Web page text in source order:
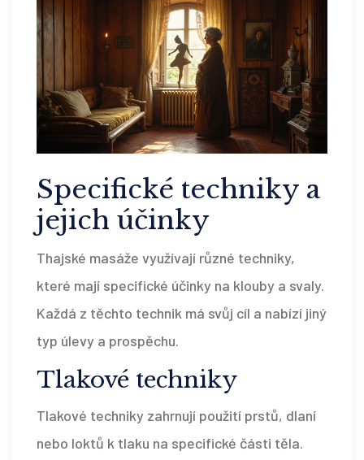
Specifické techniky a
jejich účinky
Thajské masáže využívají různé techniky,
které mají specifické účinky na klouby a svaly.
Každá z těchto technik má svůj cíl a nabízí jiný
typ úlevy a prospěchu.
Tlakové techniky
Tlakové techniky zahrnují použití prstů, dlaní
nebo loktů k tlaku na specifické části těla.